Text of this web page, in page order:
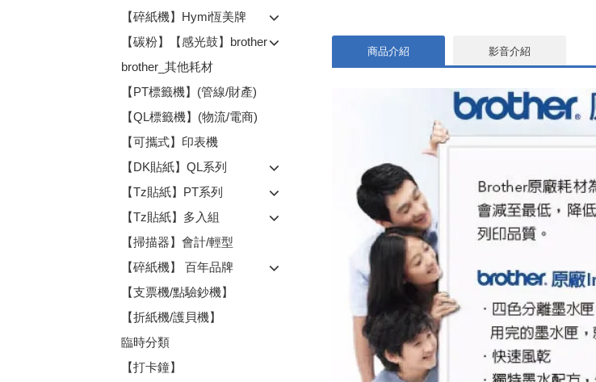
【碎紙機】Hymi恆美牌
【碳粉】【感光鼓】brother
brother_其他耗材
【PT標籤機】(管線/財產)
【QL標籤機】(物流/電商)
【可攜式】印表機
【DK貼紙】QL系列
【Tz貼紙】PT系列
【Tz貼紙】多入組
【掃描器】會計/輕型
【碎紙機】 百年品牌
【支票機/點驗鈔機】
【折紙機/護貝機】
臨時分類
【打卡鐘】
商品介紹 影音介紹